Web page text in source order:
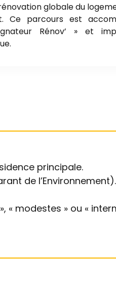
globale du
Ce parcours est
Rénov’ » et
principale.
de l’Environnement).
« modestes » ou «